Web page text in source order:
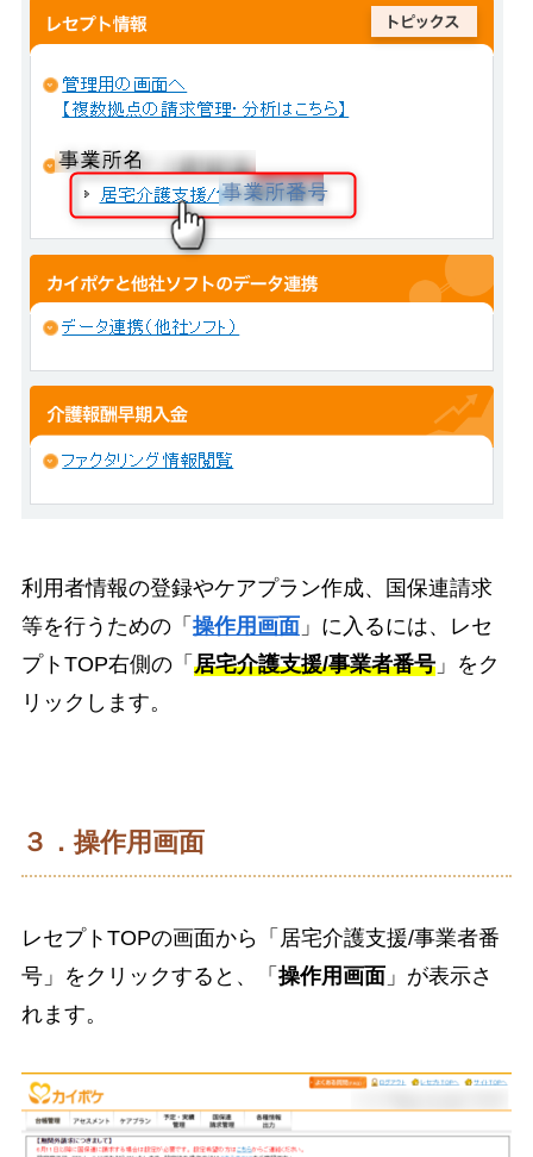
利用者情報の登録やケアプラン作成、国保連請求
等を行うための「 操作用画面 」に入るには、レセ
プトTOP右側の「 居宅介護支援/事業者番号 」をク
リックします。
３．操作用画面
レセプトTOPの画面から「居宅介護支援/事業者番
号」をクリックすると、「 操作用画面 」が表示さ
れます。